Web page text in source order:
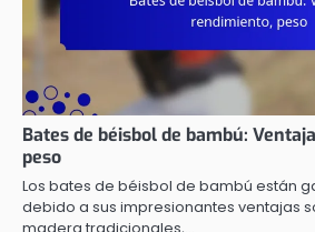
Bates de béisbol de bambú:
peso
Los bates de béisbol de bambú están
debido a sus impresionantes ventajas